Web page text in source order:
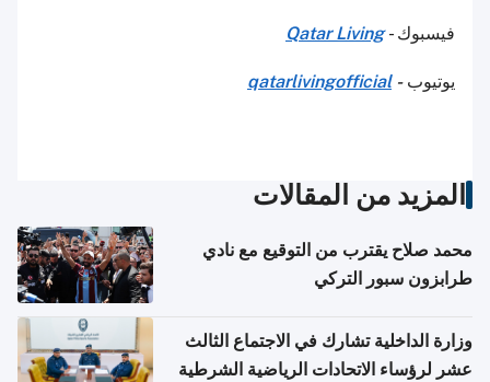
فيسبوك -Qatar Living
يوتيوب-
qatarlivingofficial
المزيد من المقالات
محمد صلاح يقترب من التوقيع مع نادي
طرابزون سبور التركي
وزارة الداخلية تشارك في الاجتماع الثالث
عشر لرؤساء الاتحادات الرياضية الشرطية